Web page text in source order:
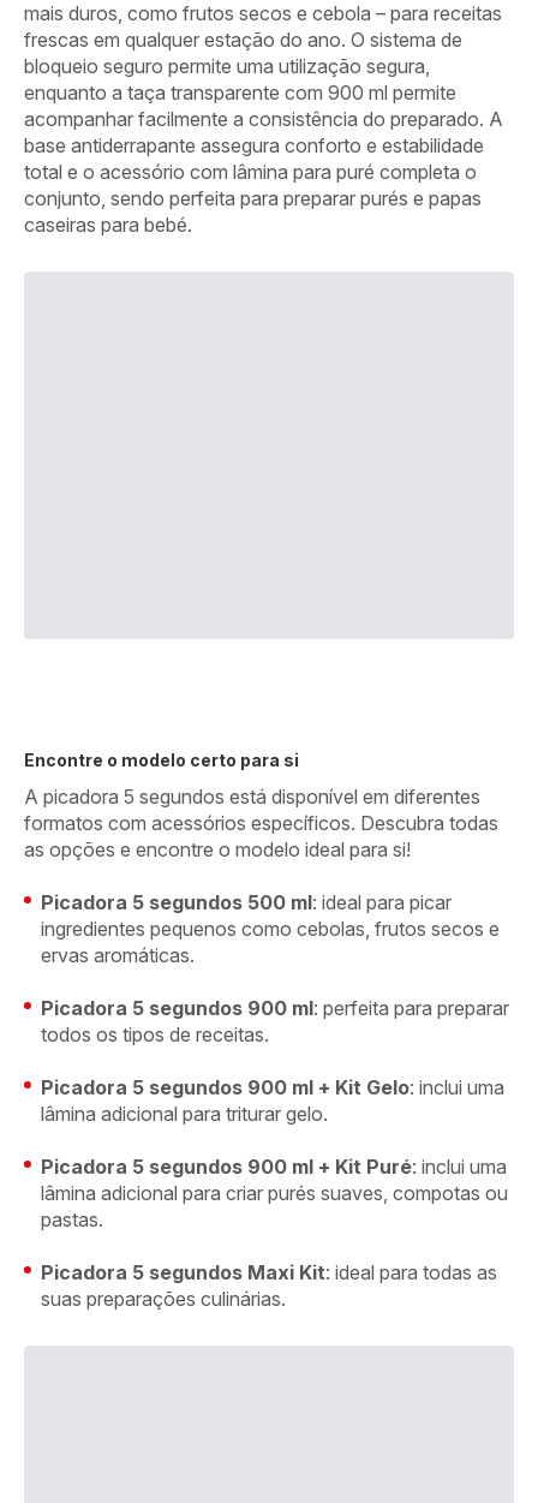
mais duros, como frutos secos e cebola – para receitas
frescas em qualquer estação do ano. O sistema de
bloqueio seguro permite uma utilização segura,
enquanto a taça transparente com 900 ml permite
acompanhar facilmente a consistência do preparado. A
base antiderrapante assegura conforto e estabilidade
total e o acessório com lâmina para puré completa o
conjunto, sendo perfeita para preparar purés e papas
caseiras para bebé.
Encontre o modelo certo para si
A picadora 5 segundos está disponível em diferentes
formatos com acessórios específicos. Descubra todas
as opções e encontre o modelo ideal para si!
Picadora 5 segundos 500 ml: ideal para picar
ingredientes pequenos como cebolas, frutos secos e
ervas aromáticas.
Picadora 5 segundos 900 ml: perfeita para preparar
todos os tipos de receitas.
Picadora 5 segundos 900 ml + Kit Gelo: inclui uma
lâmina adicional para triturar gelo.
Picadora 5 segundos 900 ml + Kit Puré: inclui uma
lâmina adicional para criar purés suaves, compotas ou
pastas.
Picadora 5 segundos Maxi Kit: ideal para todas as
suas preparações culinárias.